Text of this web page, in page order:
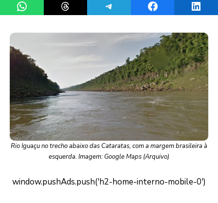
Rio Iguaçu no trecho abaixo das Cataratas, com a margem brasileira à
esquerda. Imagem: Google Maps (Arquivo)